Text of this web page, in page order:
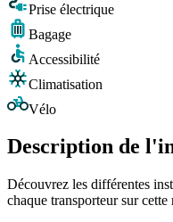
Prise électrique
Bagage
Accessibilité
Climatisation
Vélo
Description de
Découvrez les différentes
chaque transporteur sur cette